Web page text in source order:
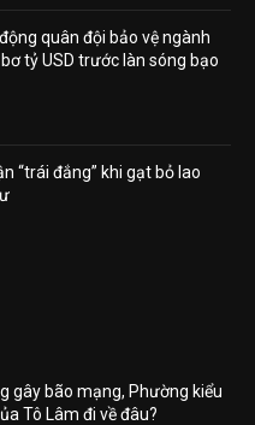
quân đội bảo vệ ngành
tỷ USD trước làn sóng bạo
“trái đắng” khi gạt bỏ lao
gây bão mạng, Phường kiểu
Tô Lâm đi về đâu?